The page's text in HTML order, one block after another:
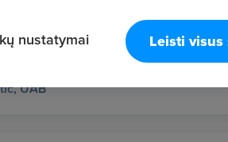
(-a)
UAB
Leisti
nustatymai